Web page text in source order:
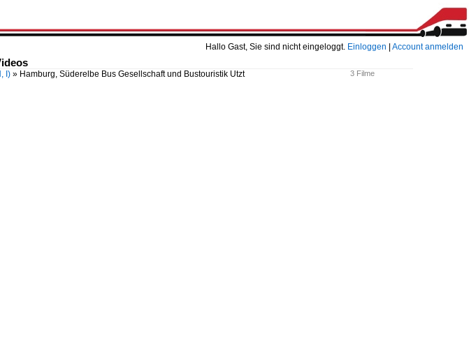
Hallo Gast, Sie sind nicht eingeloggt. Einloggen Account anmelden
3 Filme
I) » Hamburg, Süderelbe Bus Gesellschaft und Bustouristik Utzt